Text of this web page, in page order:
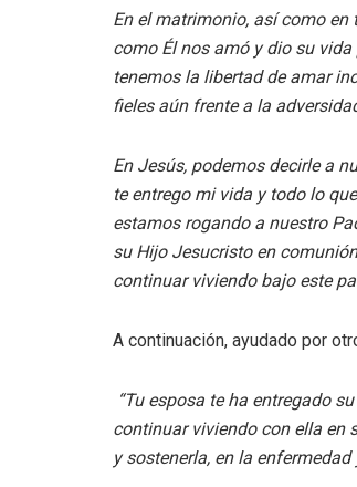
En el matrimonio, así como en
como Él nos amó y dio su
tenemos la libertad de amar
fieles aún frente a la
En Jesús, podemos decirle a
te entrego mi vida y todo lo
estamos rogando a nuestro
su Hijo Jesucristo en
continuar viviendo bajo este
A continuación, ayudado por
“Tu esposa te ha entregado
continuar viviendo con ella en
y sostenerla, en la